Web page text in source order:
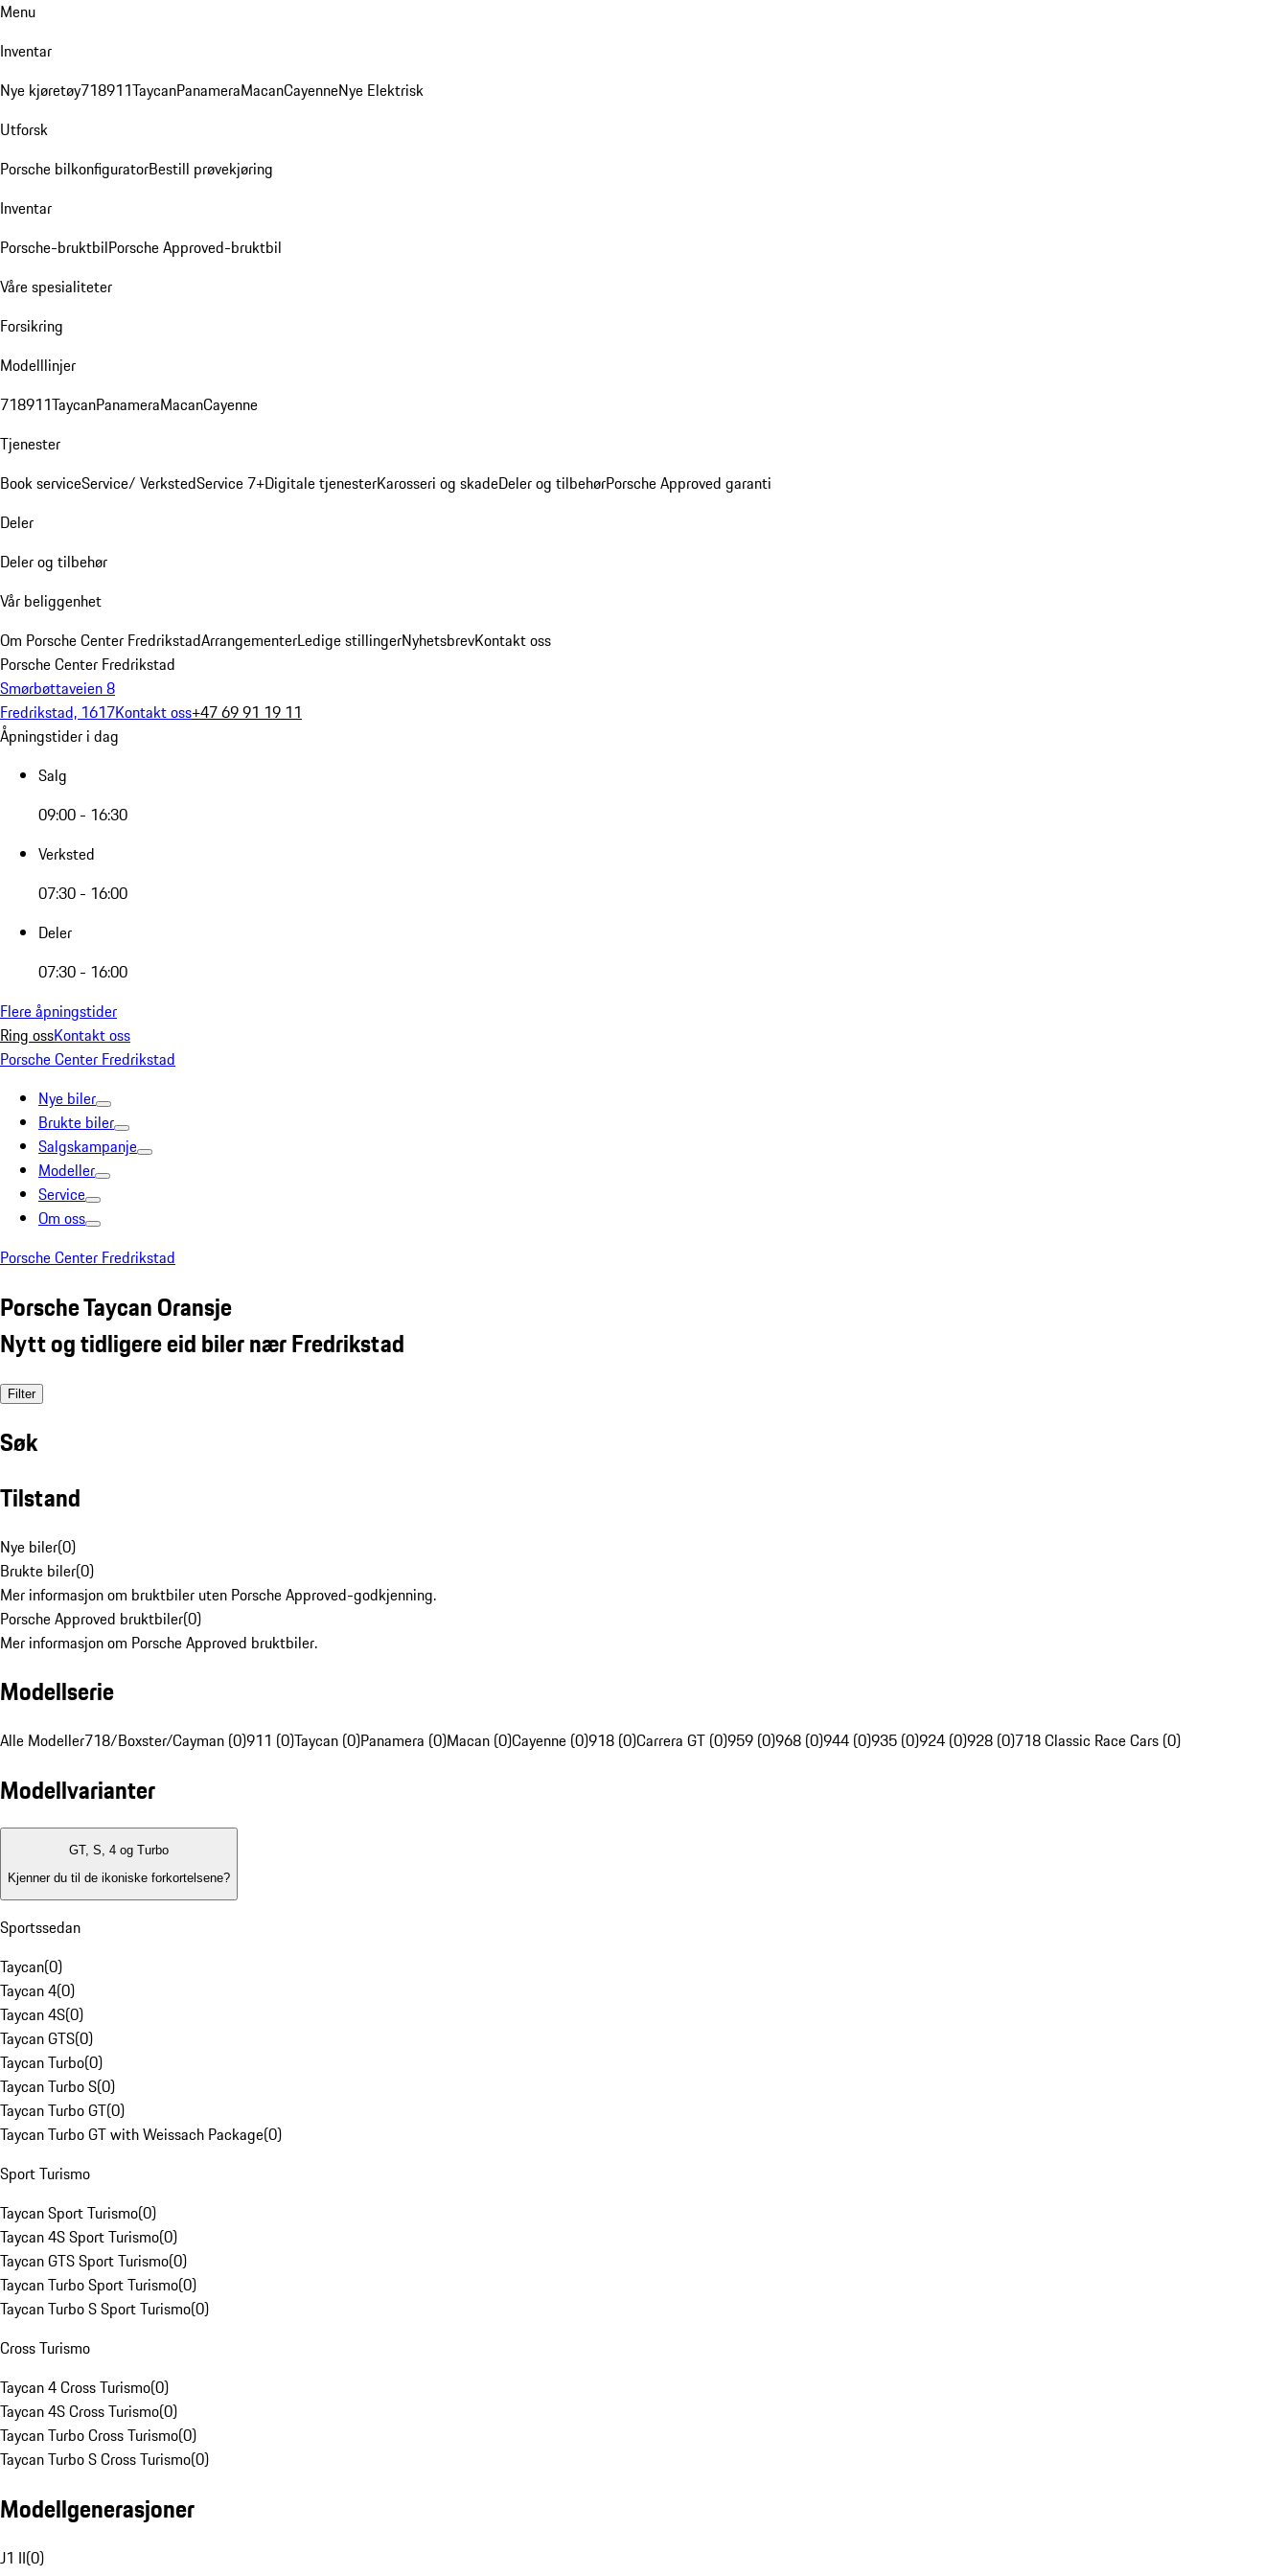
Menu
Inventar
Nye kjøretøy718911TaycanPanameraMacanCayenneNye Elektrisk
Utforsk
Porsche bilkonfiguratorBestill prøvekjøring
Inventar
Porsche-bruktbilPorsche Approved-bruktbil
Våre spesialiteter
Forsikring
Modelllinjer
718911TaycanPanameraMacanCayenne
Tjenester
Book serviceService/ VerkstedService 7+Digitale tjenesterKarosseri og skadeDeler og tilbehørPorsche Approved garanti
Deler
Deler og tilbehør
Vår beliggenhet
Om Porsche Center FredrikstadArrangementerLedige stillingerNyhetsbrevKontakt oss
Porsche Center Fredrikstad
Smørbøttaveien 8
Fredrikstad, 1617Kontakt oss+47 69 91 19 11
Åpningstider i dag
Salg
09:00 - 16:30
Verksted
07:30 - 16:00
Deler
07:30 - 16:00
Flere åpningstider
Ring ossKontakt oss
Porsche Center Fredrikstad
Nye biler
Brukte biler
Salgskampanje
Modeller
Service
Om oss
Porsche Center Fredrikstad
Porsche Taycan Oransje
Nytt og tidligere eid biler nær Fredrikstad
Filter
Søk
Tilstand
Nye biler(0)
Brukte biler(0)
Mer informasjon om bruktbiler uten Porsche Approved-godkjenning.
Porsche Approved bruktbiler(0)
Mer informasjon om Porsche Approved bruktbiler.
Modellserie
Alle Modeller718/Boxster/Cayman (0)911 (0)Taycan (0)Panamera (0)Macan (0)Cayenne (0)918 (0)Carrera GT (0)959 (0)968 (0)944 (0)935 (0)924 (0)928 (0)718 Classic Race Cars (0)
Modellvarianter
GT, S, 4 og Turbo
Kjenner du til de ikoniske forkortelsene?
Sportssedan
Taycan(0)
Taycan 4(0)
Taycan 4S(0)
Taycan GTS(0)
Taycan Turbo(0)
Taycan Turbo S(0)
Taycan Turbo GT(0)
Taycan Turbo GT with Weissach Package(0)
Sport Turismo
Taycan Sport Turismo(0)
Taycan 4S Sport Turismo(0)
Taycan GTS Sport Turismo(0)
Taycan Turbo Sport Turismo(0)
Taycan Turbo S Sport Turismo(0)
Cross Turismo
Taycan 4 Cross Turismo(0)
Taycan 4S Cross Turismo(0)
Taycan Turbo Cross Turismo(0)
Taycan Turbo S Cross Turismo(0)
Modellgenerasjoner
J1 II(0)